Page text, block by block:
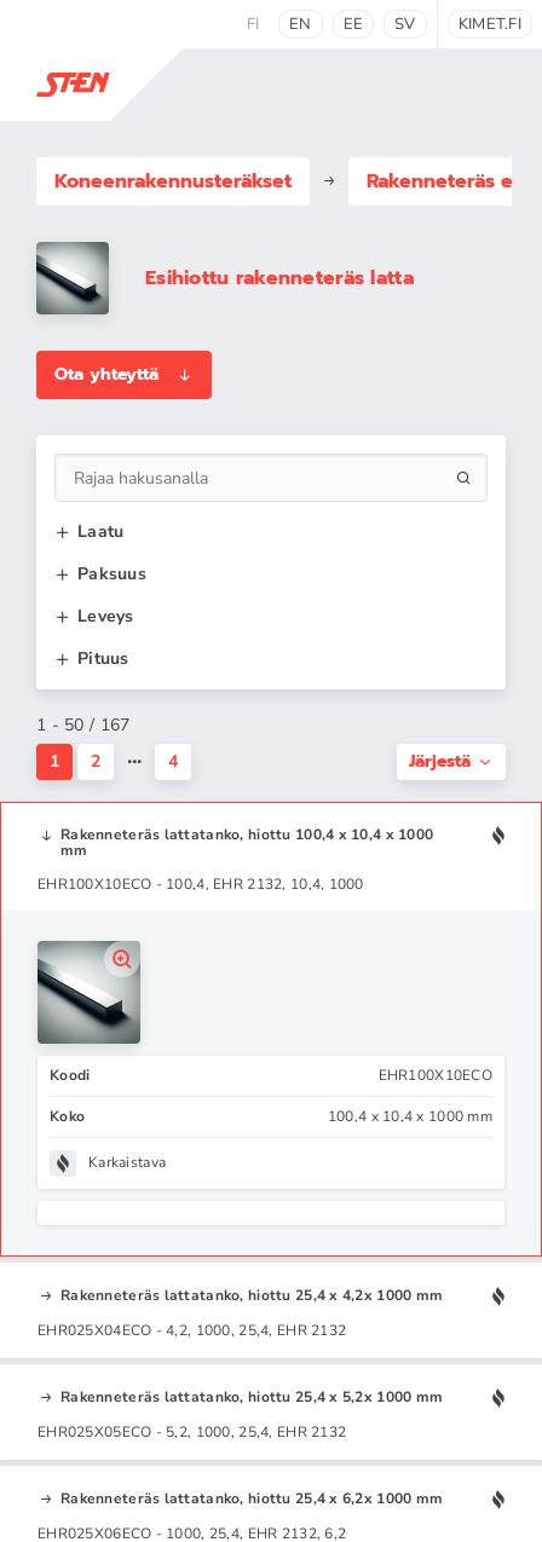
FI EN EE SV KIMET.FI
Koneenrakennus­teräkset Rakenneteräs
Esihiottu rakenneteräs latta
Ota yhteyttä
Laatu
Paksuus
Leveys
Pituus
1 - 50 / 167
1
2 4 Järjestä
Rakenneteräs lattatanko, hiottu 100,4 x 10,4 x 1000
mm
EHR100X10ECO - 100,4, EHR 2132, 10,4, 1000
Koodi EHR100X10ECO
Koko 100,4 x 10,4 x 1000 mm
Karkaistava
Rakenneteräs lattatanko, hiottu 25,4 x 4,2x 1000 mm
EHR025X04ECO - 4,2, 1000, 25,4, EHR 2132
Rakenneteräs lattatanko, hiottu 25,4 x 5,2x 1000 mm
EHR025X05ECO - 5,2, 1000, 25,4, EHR 2132
Rakenneteräs lattatanko, hiottu 25,4 x 6,2x 1000 mm
EHR025X06ECO - 1000, 25,4, EHR 2132, 6,2